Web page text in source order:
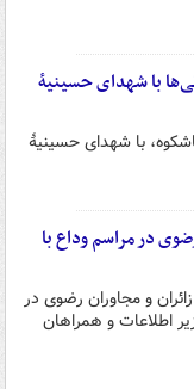
با شهدای حسینیۀ
با شهدای حسینیۀ
در مراسم وداع با
و مجاوران رضوی در
اطلاعات و همراهان